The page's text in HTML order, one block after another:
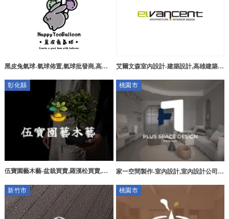
黑皮兔氣球-氣球佈置,氣球批發商,高雄
置,三民區氣球批發商
艾爾文森室內設計-建築設計,高雄建築設
彰化縣
伍寶園藝木藝-盆栽買賣,羅漢松買賣,羅
桃園市
家一空間製作-室內設計,室內設計公司,
新竹市
桃園市